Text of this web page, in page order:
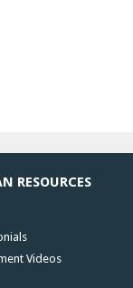
RESOURCES
Videos